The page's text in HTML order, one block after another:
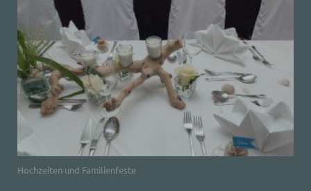
Hochzeiten und Familienfeste